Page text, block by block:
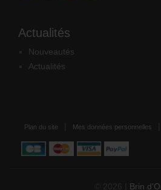
Actualités
Nouveautés
Actualités
Plan du site Mes données personnelles
Brin